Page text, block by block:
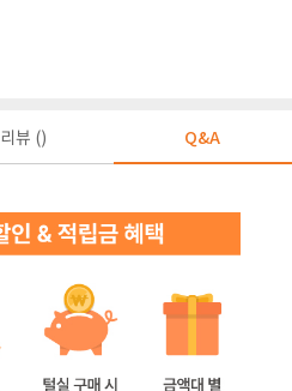
리뷰 () Q&A